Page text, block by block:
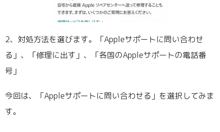
2、対処方法を選びます。「Appleサポートに問い合わせ
る」、「修理に出す」、「各国のAppleサポートの電話番
号」
今回は、「Appleサポートに問い合わせる」を選択してみま
す。